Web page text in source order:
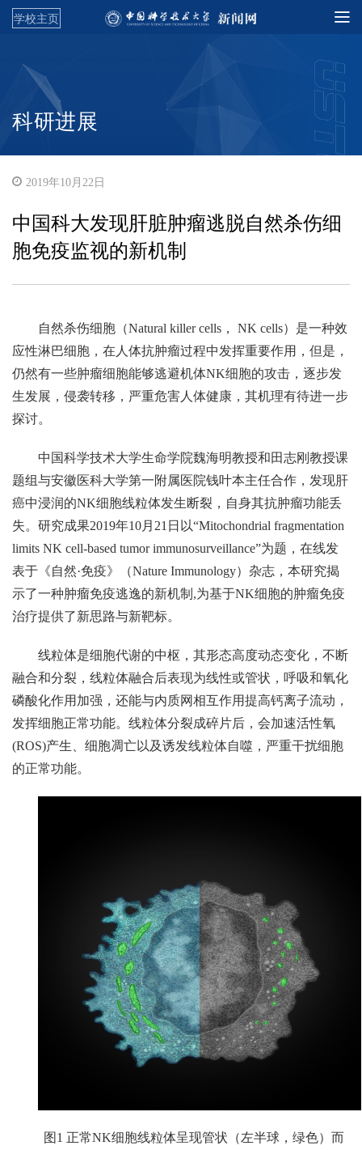
学校主页
科研进展
2019年10月22日
中国科大发现肝脏肿瘤逃脱自然杀伤细
胞免疫监视的新机制
自然杀伤细胞（Natural killer cells ， NK cells）是一种效
应性淋巴细胞，在人体抗肿瘤过程中发挥重要作用，但是，
仍然有一些肿瘤细胞能够逃避机体NK细胞的攻击，逐步发
生发展，侵袭转移，严重危害人体健康，其机理有待进一步
探讨。
中国科学技术大学生命学院魏海明教授和田志刚教授课
题组与安徽医科大学第一附属医院钱叶本主任合作，发现肝
癌中浸润的NK细胞线粒体发生断裂，自身其抗肿瘤功能丢
失。研究成果2019年10月 21 日以“Mitochondrial fragmentation
limits NK cell-based tumor immunosurveillance”为题，在线发
表于《自然·免疫》（Nature Immunology）杂志，本研究揭
示了一种肿瘤免疫逃逸的新机制 ,为基于NK细胞的肿瘤免疫
治疗提供了新思路与新靶标。
线粒体是细胞代谢的中枢，其形态高度动态变化，不断
融合和分裂，线粒体融合后表现为线性或管状，呼吸和氧化
磷酸化作用加强，还能与内质网相互作用提高钙离子流动，
发挥细胞正常功能。线粒体分裂成碎片后，会加速活性氧
(ROS)产生、细胞凋亡以及诱发线粒体自噬，严重干扰细胞
的正常功能。
图 1 正常NK细胞线粒体呈现管状（左半球，绿色）而